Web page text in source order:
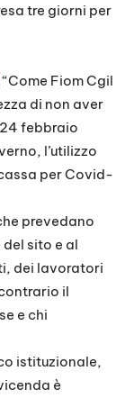
tre giorni per
Fiom Cgil
di non aver
febbraio
l’utilizzo
per Covid-
prevedano
sito e al
dei lavoratori
il
e chi
istituzionale,
è